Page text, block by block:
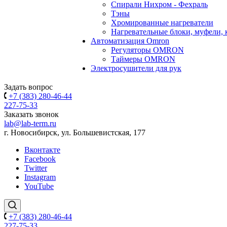
Спирали Нихром - Фехраль
Тэны
Хромированные нагреватели
Нагревательные блоки, муфели,
Автоматизация Omron
Регуляторы OMRON
Таймеры OMRON
Электросушители для рук
Задать вопрос
+7 (383) 280-46-44
227-75-33
Заказать звонок
lab@lab-term.ru
г. Новосибирск, ул. Большевистская, 177
Вконтакте
Facebook
Twitter
Instagram
YouTube
+7 (383) 280-46-44